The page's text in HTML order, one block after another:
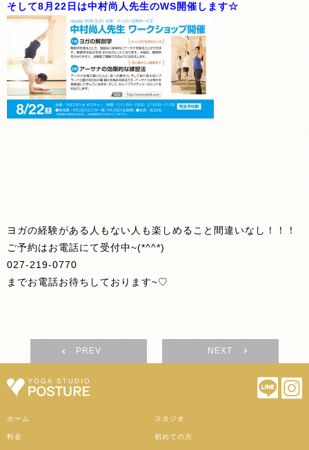
そして8月22日は中村尚人先生のWS開催します☆
ヨガの経験がある人もない人も楽しめること間違いなし！！！
ご予約はお電話にて受付中~(*^^*)
027-219-0770
までお電話お待ちしております~♡
PREV NEXT
ホーム スタジオ
料金 初めての方